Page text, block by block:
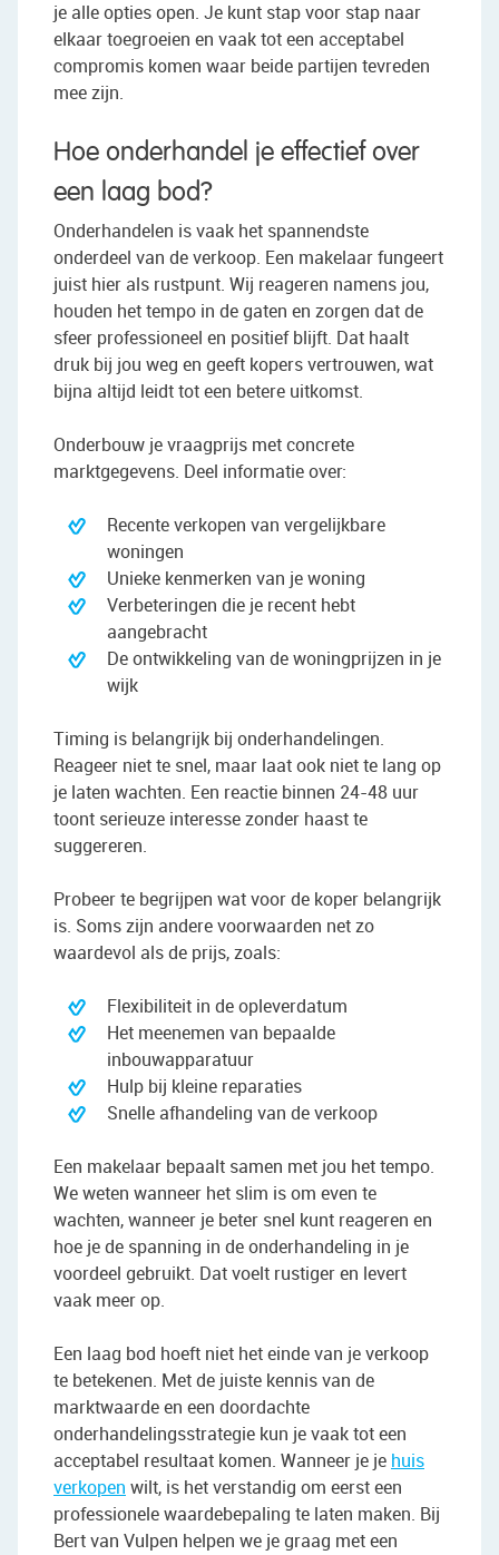
je alle opties open. Je kunt stap voor stap naar
elkaar toegroeien en vaak tot een acceptabel
compromis komen waar beide partijen tevreden
mee zijn.
Hoe onderhandel je effectief over
een laag bod?
Onderhandelen is vaak het spannendste
onderdeel van de verkoop. Een makelaar fungeert
juist hier als rustpunt. Wij reageren namens jou,
houden het tempo in de gaten en zorgen dat de
sfeer professioneel en positief blijft. Dat haalt
druk bij jou weg en geeft kopers vertrouwen, wat
bijna altijd leidt tot een betere uitkomst.
Onderbouw je vraagprijs met concrete
marktgegevens. Deel informatie over:
Recente verkopen van vergelijkbare
woningen
Unieke kenmerken van je woning
Verbeteringen die je recent hebt
aangebracht
De ontwikkeling van de woningprijzen in je
wijk
Timing is belangrijk bij onderhandelingen.
Reageer niet te snel, maar laat ook niet te lang op
je laten wachten. Een reactie binnen 24-48 uur
toont serieuze interesse zonder haast te
suggereren.
Probeer te begrijpen wat voor de koper belangrijk
is. Soms zijn andere voorwaarden net zo
waardevol als de prijs, zoals:
Flexibiliteit in de opleverdatum
Het meenemen van bepaalde
inbouwapparatuur
Hulp bij kleine reparaties
Snelle afhandeling van de verkoop
Een makelaar bepaalt samen met jou het tempo.
We weten wanneer het slim is om even te
wachten, wanneer je beter snel kunt reageren en
hoe je de spanning in de onderhandeling in je
voordeel gebruikt. Dat voelt rustiger en levert
vaak meer op.
Een laag bod hoeft niet het einde van je verkoop
te betekenen. Met de juiste kennis van de
marktwaarde en een doordachte
onderhandelingsstrategie kun je vaak tot een
acceptabel resultaat komen. Wanneer je je huis
verkopen wilt, is het verstandig om eerst een
professionele waardebepaling te laten maken. Bij
Bert van Vulpen helpen we je graag met een